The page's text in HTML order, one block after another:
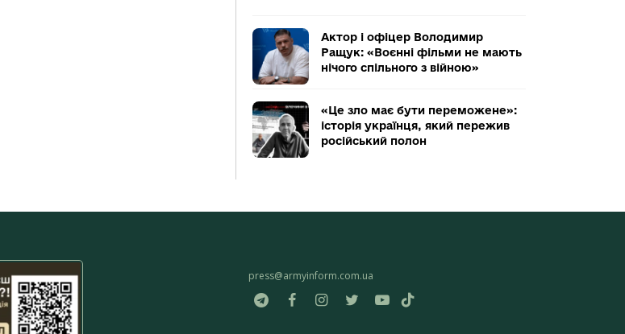
Актор і офіцер Володимир
Ращук: «Воєнні фільми не мають
нічого спільного з війною»
«Це зло має бути переможене»:
історія українця, який пережив
російський полон
press@armyinform.com.ua